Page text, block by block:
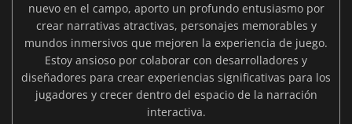
nuevo en el campo, aporto un profundo entusiasmo por
crear narrativas atractivas, personajes memorables y
mundos inmersivos que mejoren la experiencia de juego.
Estoy ansioso por colaborar con desarrolladores y
diseñadores para crear experiencias significativas para los
jugadores y crecer dentro del espacio de la narración
interactiva.